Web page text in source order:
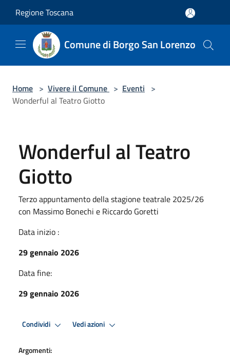
Regione Toscana
Comune di Borgo San Lorenzo
Home > Vivere il Comune > Eventi >
Wonderful al Teatro Giotto
Wonderful al Teatro
Giotto
Terzo appuntamento della stagione teatrale 2025/26
con Massimo Bonechi e Riccardo Goretti
Data inizio :
29 gennaio 2026
Data fine:
29 gennaio 2026
Condividi Vedi azioni
Argomenti: